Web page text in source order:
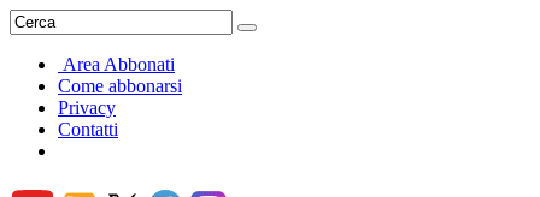
Area Abbonati
Come abbonarsi
Privacy
Contatti